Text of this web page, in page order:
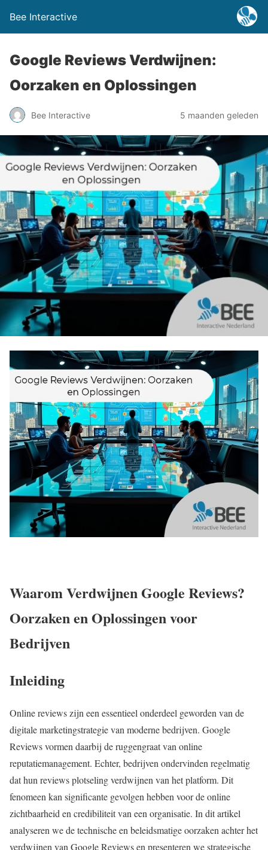
Bee Interactive
Google Reviews Verdwijnen:
Oorzaken en Oplossingen
Bee Interactive 5 maanden geleden
Waarom Verdwijnen Google Reviews?
Oorzaken en Oplossingen voor
Bedrijven
Inleiding
Online reviews zijn een essentieel onderdeel geworden van de
digitale marketingstrategie van moderne bedrijven. Google
Reviews vormen daarbij de ruggengraat van online
reputatiemanagement. Echter, bedrijven ondervinden regelmatig
dat hun reviews plotseling verdwijnen van het platform. Dit
fenomeen kan significante gevolgen hebben voor de online
zichtbaarheid en credibiliteit van een organisatie. In dit artikel
analyseren we de technische en beleidsmatige oorzaken achter het
verdwijnen van Google Reviews en presenteren we strategische